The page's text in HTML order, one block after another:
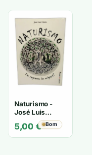
Naturismo -
José Luis
5,00 € Bom